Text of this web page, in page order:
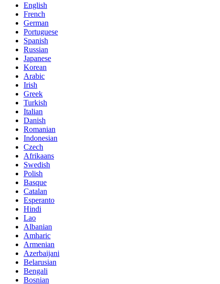
English
French
German
Portuguese
Spanish
Russian
Japanese
Korean
Arabic
Irish
Greek
Turkish
Italian
Danish
Romanian
Indonesian
Czech
Afrikaans
Swedish
Polish
Basque
Catalan
Esperanto
Hindi
Lao
Albanian
Amharic
Armenian
Azerbaijani
Belarusian
Bengali
Bosnian